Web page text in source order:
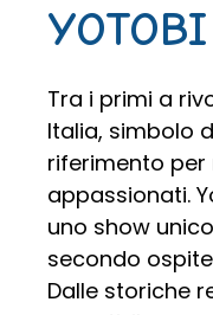
YOTOBI
Tra i primi a
Italia, simbolo
riferimento
appassionati.
uno show
secondo
Dalle storiche